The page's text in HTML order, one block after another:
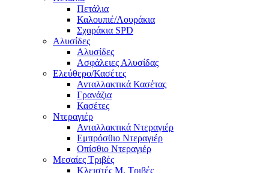
Πετάλια
Καλουπιέ/Λουράκια
Σχαράκια SPD
Αλυσίδες
Αλυσίδες
Ασφάλειες Αλυσίδας
Ελεύθερο/Κασέτες
Ανταλλακτικά Κασέτας
Γρανάζια
Κασέτες
Ντεραγιέρ
Ανταλλακτικά Ντεραγιέρ
Εμπρόσθιο Ντεραγιέρ
Οπίσθιο Ντεραγιέρ
Μεσαίες Τριβές
Κλειστές Μ. Τριβές